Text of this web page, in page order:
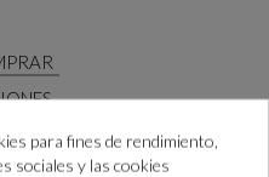
RECTANGULARES
para fines de rendimiento,
sociales y las cookies